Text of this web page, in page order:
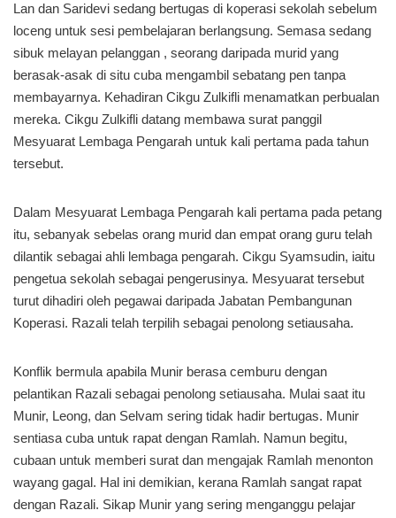
Lan dan Saridevi sedang bertugas di koperasi sekolah sebelum
loceng untuk sesi pembelajaran berlangsung. Semasa sedang
sibuk melayan pelanggan , seorang daripada murid yang
berasak-asak di situ cuba mengambil sebatang pen tanpa
membayarnya. Kehadiran Cikgu Zulkifli menamatkan perbualan
mereka. Cikgu Zulkifli datang membawa surat panggil
Mesyuarat Lembaga Pengarah untuk kali pertama pada tahun
tersebut.
Dalam Mesyuarat Lembaga Pengarah kali pertama pada petang
itu, sebanyak sebelas orang murid dan empat orang guru telah
dilantik sebagai ahli lembaga pengarah. Cikgu Syamsudin, iaitu
pengetua sekolah sebagai pengerusinya. Mesyuarat tersebut
turut dihadiri oleh pegawai daripada Jabatan Pembangunan
Koperasi. Razali telah terpilih sebagai penolong setiausaha.
Konflik bermula apabila Munir berasa cemburu dengan
pelantikan Razali sebagai penolong setiausaha. Mulai saat itu
Munir, Leong, dan Selvam sering tidak hadir bertugas. Munir
sentiasa cuba untuk rapat dengan Ramlah. Namun begitu,
cubaan untuk memberi surat dan mengajak Ramlah menonton
wayang gagal. Hal ini demikian, kerana Ramlah sangat rapat
dengan Razali. Sikap Munir yang sering menganggu pelajar